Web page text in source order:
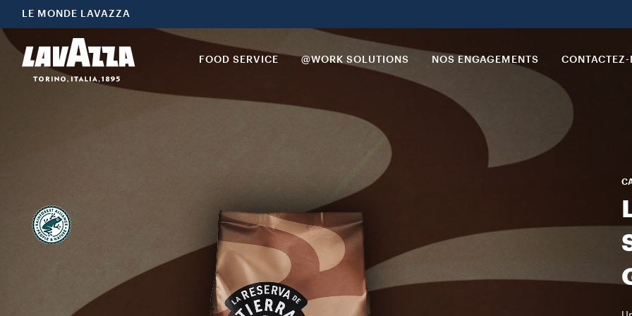
LE MONDE LAVAZZA
FOOD SERVICE @WORK SOLUTIONS NOS ENGAGEMENTS